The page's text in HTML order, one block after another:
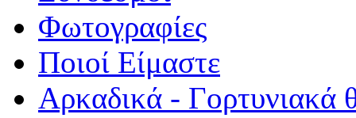
Φωτογραφίες
Ποιοί Είμαστε
Αρκαδικά - Γορτυνιακά